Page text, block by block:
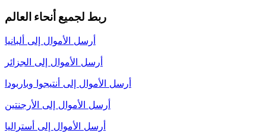
ربط لجميع أنحاء العالم
أرسل الأموال إلى ألبانيا
أرسل الأموال إلى الجزائر
أرسل الأموال إلى أنتيجوا وباربودا
أرسل الأموال إلى الأرجنتين
أرسل الأموال إلى أستراليا